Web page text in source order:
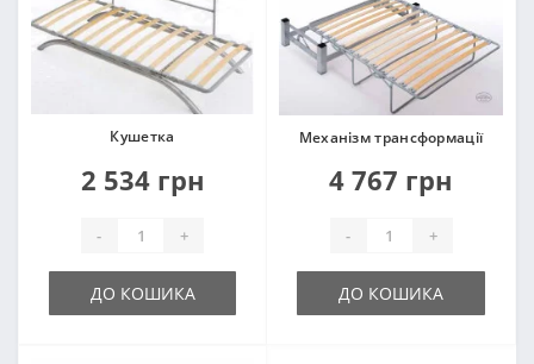
Кушетка
2 534 грн
- +
ДО КОШИКА
Механізм трансформації
4 767 грн
- +
ДО КОШИКА